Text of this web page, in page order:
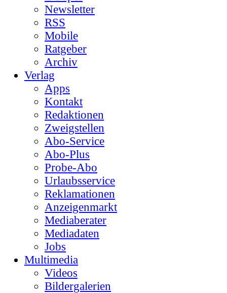
Newsletter
RSS
Mobile
Ratgeber
Archiv
Verlag
Apps
Kontakt
Redaktionen
Zweigstellen
Abo-Service
Abo-Plus
Probe-Abo
Urlaubsservice
Reklamationen
Anzeigenmarkt
Mediaberater
Mediadaten
Jobs
Multimedia
Videos
Bildergalerien